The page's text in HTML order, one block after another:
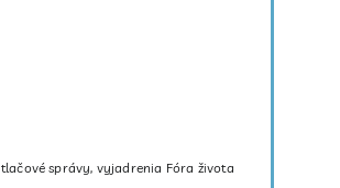
tlačové správy, vyjadrenia Fóra života